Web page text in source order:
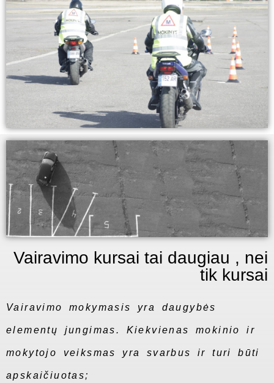
Vairavimo kursai tai daugiau , nei
tik kursai
Vairavimo mokymasis yra daugybės
elementų jungimas. Kiekvienas mokinio ir
mokytojo veiksmas yra svarbus ir turi būti
apskaičiuotas;